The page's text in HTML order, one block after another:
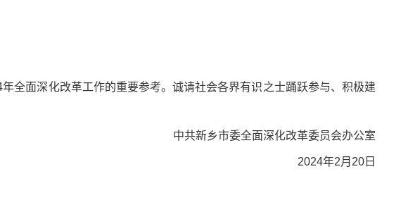
面深化改革工作的重要参考。诚请社会各界有识之士踊跃参与、积极建
中共新乡市委全面深化改革委员会办公室
2024年2月20日